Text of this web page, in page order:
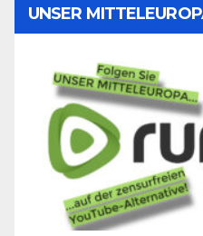
UNSER